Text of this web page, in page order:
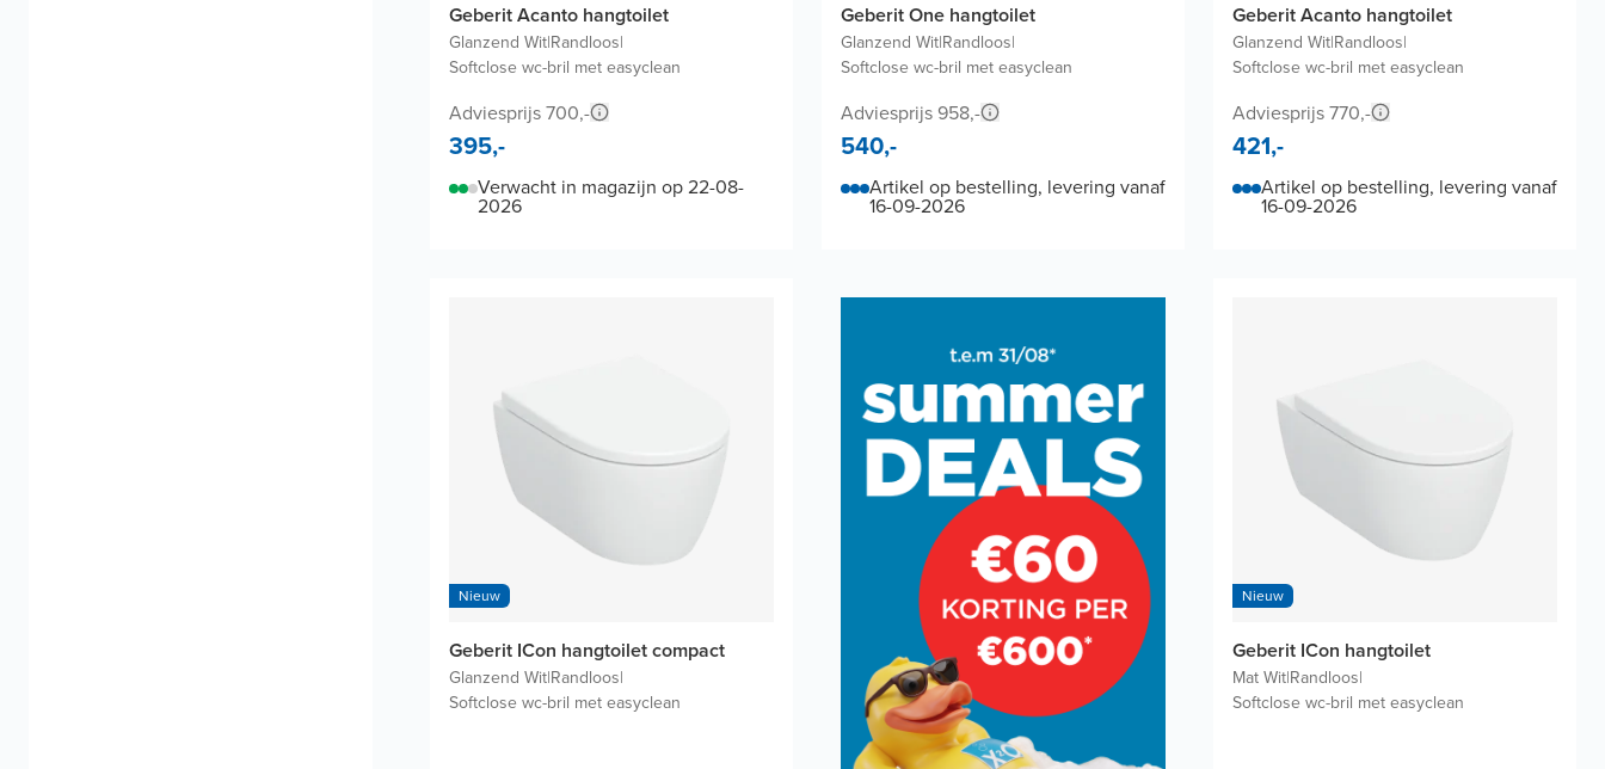
Geberit Acanto hangtoilet
Glanzend Wit|Randloos|
Softclose wc-bril met easyclean
Adviesprijs 700,-
395,-
Verwacht in magazijn op 22-08-
2026
Geberit One hangtoilet
Glanzend Wit|Randloos|
Softclose wc-bril met easyclean
Adviesprijs 958,-
540,-
Artikel op bestelling, levering vanaf
16-09-2026
Geberit Acanto hangtoilet
Glanzend Wit|Randloos|
Softclose wc-bril met easyclean
Adviesprijs 770,-
421,-
Artikel op bestelling, levering vanaf
16-09-2026
Nieuw
Geberit ICon hangtoilet compact
Glanzend Wit|Randloos|
Softclose wc-bril met easyclean
Nieuw
Geberit ICon hangtoilet
Mat Wit|Randloos|
Softclose wc-bril met easyclean